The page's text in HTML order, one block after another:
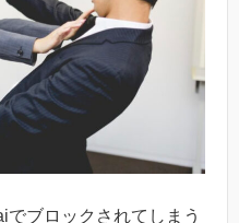
でブロックされてしまう